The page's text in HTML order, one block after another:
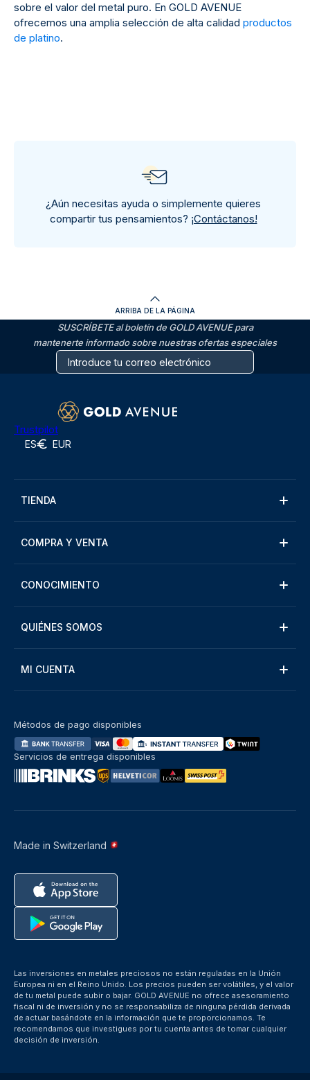
sobre el valor del metal puro. En GOLD AVENUE
ofrecemos una amplia selección de alta calidad productos
de platino.
¿Aún necesitas ayuda o simplemente quieres
compartir tus pensamientos? ¡Contáctanos!
ARRIBA DE LA PÁGINA
SUSCRÍBETE al boletín de GOLD AVENUE para
mantenerte informado sobre nuestras ofertas especiales
Trustpilot
ES EUR
TIENDA
COMPRA Y VENTA
CONOCIMIENTO
QUIÉNES SOMOS
MI CUENTA
Made in Switzerland
Métodos de pago disponibles
Servicios de entrega disponibles
Las inversiones en metales preciosos no están reguladas en la Unión
Europea ni en el Reino Unido. Los precios pueden ser volátiles, y el valor
de tu metal puede subir o bajar. GOLD AVENUE no ofrece asesoramiento
fiscal ni de inversión y no se responsabiliza de ninguna pérdida derivada
de actuar basándote en la información que te proporcionamos. Te
recomendamos que investigues por tu cuenta antes de tomar cualquier
decisión de inversión.